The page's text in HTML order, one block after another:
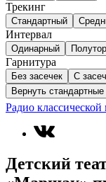
Трекинг
Стандартный
Интервал
Одинарный
Гарнитура
Без засечек
С
Вернуть стандартные
Радио
Детский